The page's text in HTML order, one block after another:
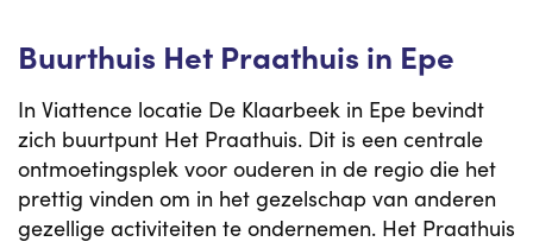
Buurthuis Het Praathuis in Epe
In Viattence locatie De Klaarbeek in Epe bevindt
zich buurtpunt Het Praathuis. Dit is een centrale
ontmoetingsplek voor ouderen in de regio die het
prettig vinden om in het gezelschap van anderen
gezellige activiteiten te ondernemen. Het Praathuis